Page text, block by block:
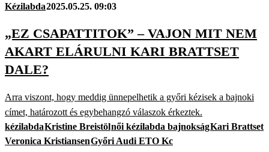
Kézilabda2025.05.25. 09:03
„EZ CSAPATTITOK” – VAJON MIT NEM
AKART ELÁRULNI KARI BRATTSET
DALE?
Arra viszont, hogy meddig ünnepelhetik a győri kézisek a bajnoki
címet, határozott és egybehangzó válaszok érkeztek.
kézilabdaKristine Breistölnői kézilabda bajnokságKari Brattset
Veronica KristiansenGyőri Audi ETO Kc